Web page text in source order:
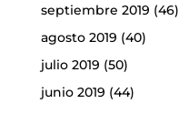
septiembre 2019 (46)
agosto 2019 (40)
julio 2019 (50)
junio 2019 (44)